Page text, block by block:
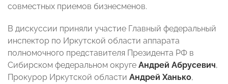
совместных приемов бизнесменов.
В дискуссии приняли участие Главный федеральный
инспектор по Иркутской области аппарата
полномочного представителя Президента РФ в
Сибирском федеральном округе Андрей Абрусевич,
Прокурор Иркутской области Андрей Ханько,